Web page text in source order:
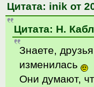
Цитата: inik от
Цитата: Н.
Знаете,
изменилась
Они думают,